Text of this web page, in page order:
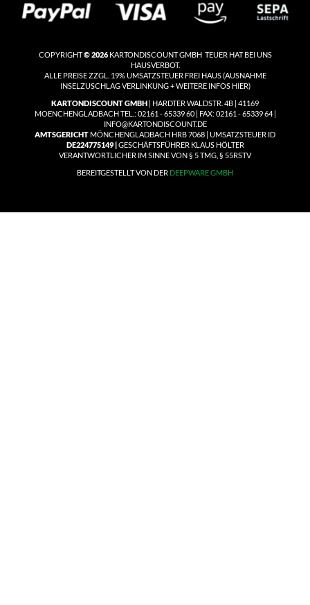
COPYRIGHT© 2026KARTONDISCOUNT GMBH TEUER HAT BEI UNS
HAUSVERBOT.
ALLE PREISE ZZGL. 19% UMSATZSTEUER FREI HAUS(AUSNAHME
INSELZUSCHLAG VERLINKUNG + WEITERE INFOS HIER)
KARTONDISCOUNT GMBH | HARDTER WALDSTR. 4B | 41169
MOENCHENGLADBACH TEL.: 02161 - 65339 60 | FAX: 02161 - 65339 64 |
INFO@KARTONDISCOUNT.DE
AMTSGERICHT MÖNCHENGLADBACH HRB 7068 | UMSATZSTEUER ID
DE224775149 |GESCHÄFTSFÜHRER KLAUS HÖLTER
VERANTWORTLICHER IM SINNE VON § 5 TMG, § 55RSTV
BEREITGESTELLT VON DER DEEPWARE GMBH